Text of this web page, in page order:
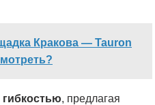
Кракова — Tauron
гибкостью, предлагая